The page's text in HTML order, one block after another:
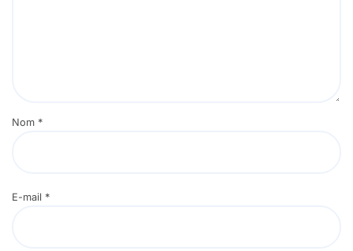
Nom *
E-mail *